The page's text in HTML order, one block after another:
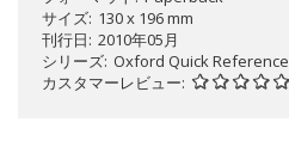
サイズ 130 x 196 mm
刊行日 2010年05月
シリーズ Oxford Quick Reference
カスタマーレビュー